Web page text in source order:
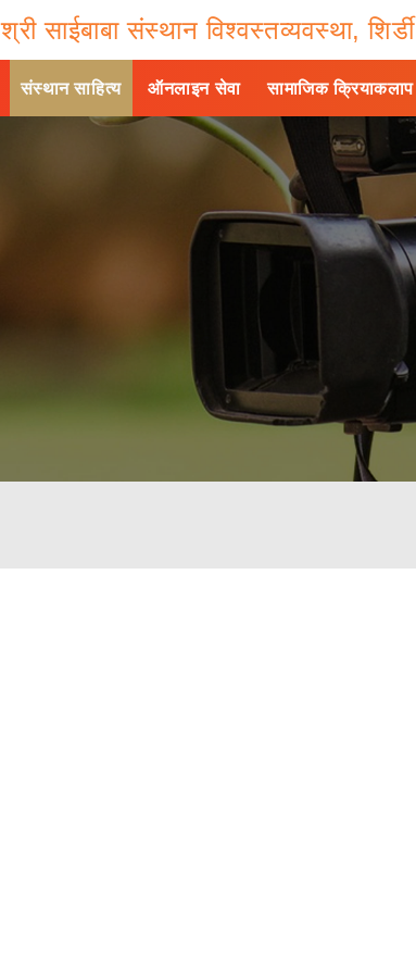
श्री साईबाबा संस्थान विश्वस्तव्यवस्था, शिर्डी
संस्थान साहित्य ऑनलाइन सेवा सामाजिक क्रियाकलाप